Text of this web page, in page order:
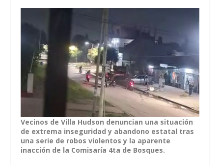
Vecinos de Villa Hudson denuncian una situación
de extrema inseguridad y abandono estatal tras
una serie de robos violentos y la aparente
inacción de la Comisaría 4ta de Bosques.